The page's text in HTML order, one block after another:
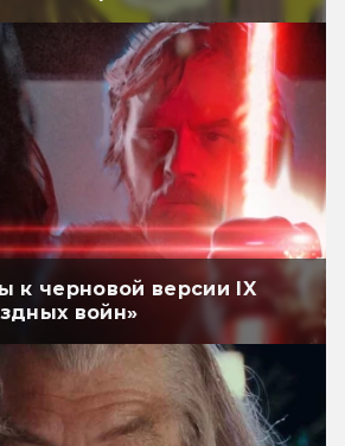
к черновой версии IX
войн»